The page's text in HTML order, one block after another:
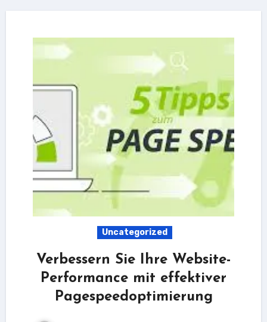
Uncategorized
Verbessern Sie Ihre Website-
Performance mit effektiver
Pagespeedoptimierung